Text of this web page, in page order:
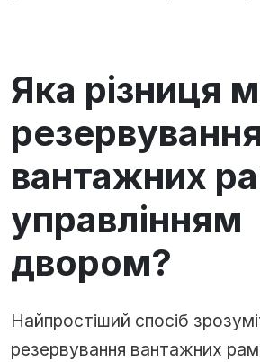
Яка різниця
вантажних
управлінням
двором?
Найпростіший спосіб
резервування вантажних